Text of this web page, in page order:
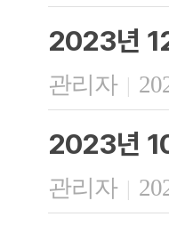
2023년
관리자 |
2023년
관리자 |